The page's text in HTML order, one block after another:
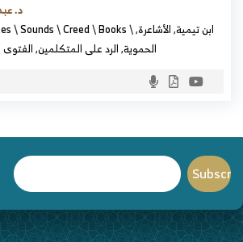
د.
\Sounds\Creed\Books\ ابن تيمية,الأشاعرة,
الحموية,الرد على المتكلمين,الفتوى